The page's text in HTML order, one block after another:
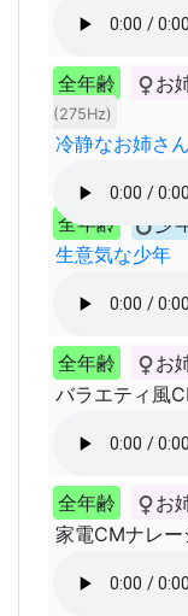
全年齢 お
(275Hz)
冷静なお姉さん
全年齢 少
生意気な少年
全年齢 お
バラエティ風
全年齢 お
家電CMナレー